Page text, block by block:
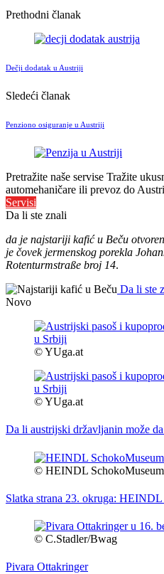
Prethodni članak
Dečji dodatak u Austriji
Sledeći članak
Penziono osiguranje u Austriji
Pretražite naše servise Tražite
automehaničare ili prevoz do
Servisi
Da li ste znali
da je najstariji kafić u Beču
je čovek jermenskog porekla
Rotenturmstraße broj 14.
Da li ste
Novo
© YUga.at
© YUga.at
Da li austrijski državljanin može
© HEINDL SchokoMuseum
Slatka strana 23. okruga:
© C.Stadler/Bwag
Pivara Ottakringer